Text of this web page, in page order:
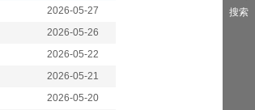
2026-05-27
2026-05-26
2026-05-22
2026-05-21
2026-05-20
搜索